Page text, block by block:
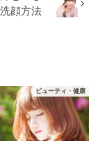
顔方法
ビューティ・健康